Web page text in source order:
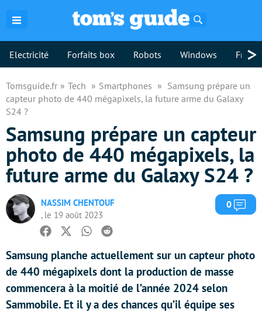
Electricité Forfaits box Robots Windows >
Tomsguide.fr Tech Smartphones
Samsung prépare un
capteur photo de 440 mégapixels, la future arme du Galaxy
S24 ?
Samsung prépare un capteur
photo de 440 mégapixels, la
future arme du Galaxy S24 ?
NASSIM CHENTOUF
, le 19 août 2023
0
Facebook
TwitterWhatsapp
Reddit
Samsung planche actuellement sur un capteur photo
de 440 mégapixels dont la production de masse
commencera à la moitié de l’année 2024 selon
Sammobile. Et il y a des chances qu’il équipe ses